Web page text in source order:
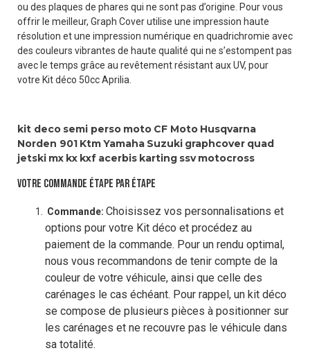
ou des plaques de phares qui ne sont pas d’origine. Pour vous
offrir le meilleur, Graph Cover utilise une impression haute
résolution et une impression numérique en quadrichromie avec
des couleurs vibrantes de haute qualité qui ne s’estompent pas
avec le temps grâce au revêtement résistant aux UV, pour
votre Kit déco 50cc Aprilia.
kit deco semi perso moto CF Moto Husqvarna
Norden 901 KtmYamaha Suzuki graphcover quad
jetski mx kx kxf acerbis karting ssv motocross
VOTRE COMMANDE ÉTAPE PAR ÉTAPE
Commande: Choisissez vos personnalisations et
options pour votre Kit déco et procédez au
paiement de la commande. Pour un rendu optimal,
nous vous recommandons de tenir compte de la
couleur de votre véhicule, ainsi que celle des
carénages le cas échéant. Pour rappel, un kit déco
se compose de plusieurs pièces à positionner sur
les carénages et ne recouvre pas le véhicule dans
sa totalité.